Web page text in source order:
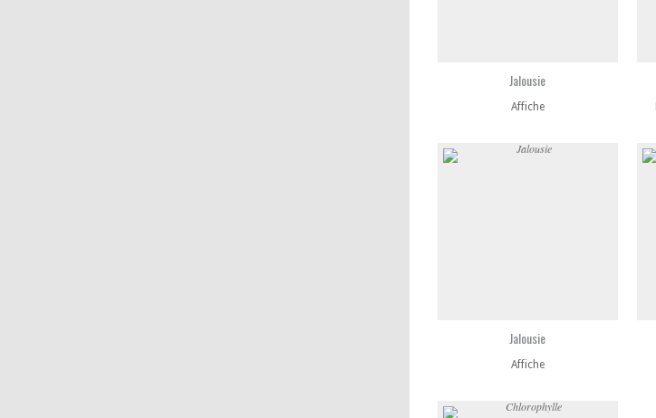
Jalousie
Affiche
Jalousie
Affiche